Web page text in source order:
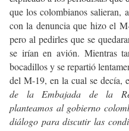
que los colombianos salieran,
con la denuncia que hizo el
pero al pedirles que se
se irían en avión. Mientras
bocadillos y se repartió
del M-19, en la cual se decía,
de la Embajada de la
planteamos al gobierno
diálogo para discutir las